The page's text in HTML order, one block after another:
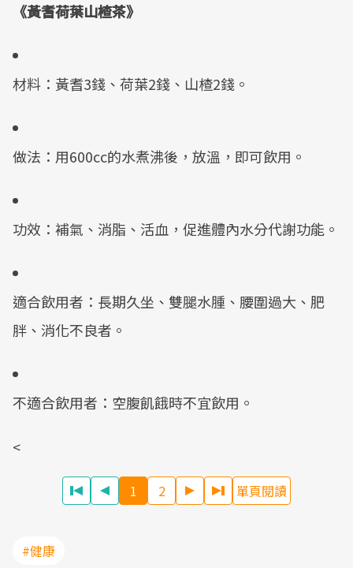
《黃耆荷葉山楂茶》
材料：黃耆3錢、荷葉2錢、山楂2錢。
做法：用600cc的水煮沸後，放溫，即可飲用。
功效：補氣、消脂、活血，促進體內水分代謝功能。
適合飲用者：長期久坐、雙腿水腫、腰圍過大、肥
胖、消化不良者。
不適合飲用者：空腹飢餓時不宜飲用。
<
1 2 單頁閱讀
#健康